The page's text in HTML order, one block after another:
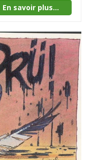
En savoir plus...